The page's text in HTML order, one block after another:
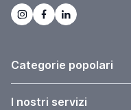
Categorie popolari
I nostri servizi